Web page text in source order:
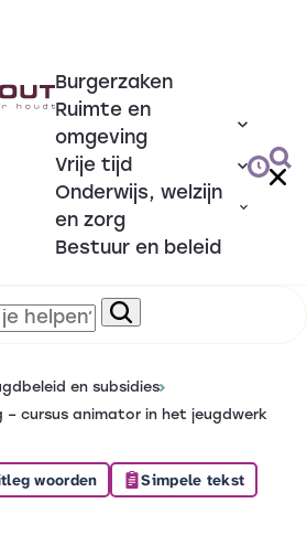
Burgerzaken
Ruimte en
omgeving
Vrije tijd
Onderwijs, welzijn
en zorg
Bestuur en beleid
en subsidies
– cursus animator in het jeugdwerk
woorden Simpele tekst